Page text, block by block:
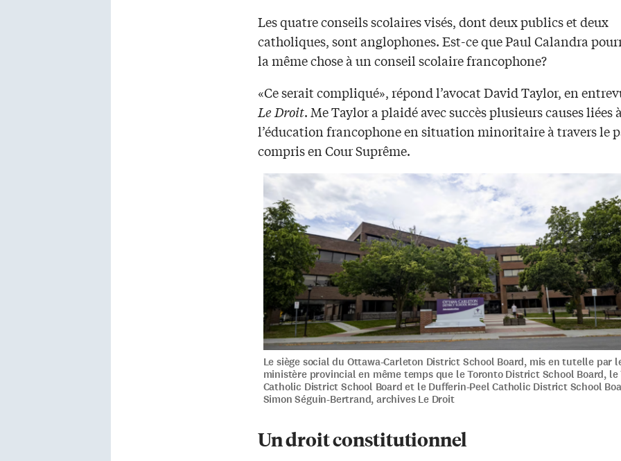
Les quatre conseils scolaires visés, dont deux publics et deux
catholiques, sont anglophones. Est-ce que Paul Calandra
la même chose à un conseil scolaire francophone?
«Ce serait compliqué», répond l’avocat David Taylor, en
Le Droit. Me Taylor a plaidé avec succès plusieurs causes liées
l’éducation francophone en situation minoritaire à travers le
compris en Cour Suprême.
Le siège social du Ottawa-Carleton District School Board, mis en tutelle par
ministère provincial en même temps que le Toronto District School Board, le
Catholic District School Board et le Dufferin-Peel Catholic District School
Simon Séguin-Bertrand, archives Le Droit
Un droit constitutionnel